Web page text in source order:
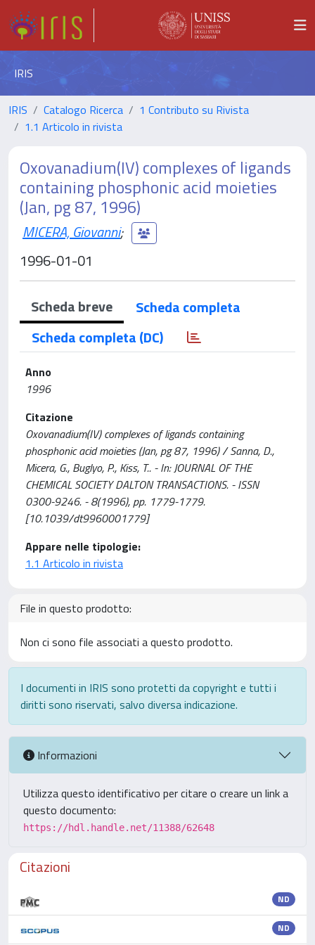
IRIS
IRIS Catalogo Ricerca
1 Contributo su Rivista
1.1 Articolo in rivista
Oxovanadium(IV) complexes of ligands
containing phosphonic acid moieties
(Jan, pg 87, 1996)
MICERA, Giovanni;
1996-01-01
Scheda breve
Scheda completa
Scheda completa (DC)
Anno
1996
Citazione
Oxovanadium(IV) complexes of ligands containing
phosphonic acid moieties (Jan, pg 87, 1996) / Sanna, D.,
Micera, G., Buglyo, P., Kiss, T.. - In: JOURNAL OF THE
CHEMICAL SOCIETY DALTON TRANSACTIONS. - ISSN
0300-9246. - 8(1996), pp. 1779-1779.
[10.1039/dt9960001779]
Appare nelle tipologie:
1.1 Articolo in rivista
File in questo prodotto:
Non ci sono file associati a questo prodotto.
I documenti in IRIS sono protetti da copyright e tutti i
diritti sono riservati, salvo diversa indicazione.
Informazioni
Utilizza questo identificativo per citare o creare un link a
questo documento:
https://hdl.handle.net/11388/62648
Citazioni
ND
ND